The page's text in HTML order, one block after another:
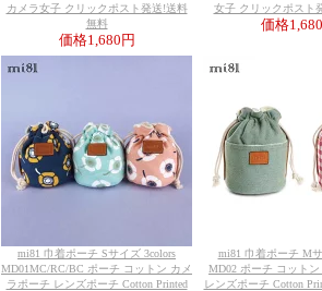
カメラ女子 クリックポスト発送!送料
無料
価格1,680円
女子 クリックポスト
価格
mi81 巾着ポーチ Sサイズ 3colors
MD01MC/RC/BC ポーチ コットン カメ
ラポーチ レンズポーチ Cotton Printed
mi81 巾着ポーチ M
MD02 ポーチ コット
レンズポーチ Cotton